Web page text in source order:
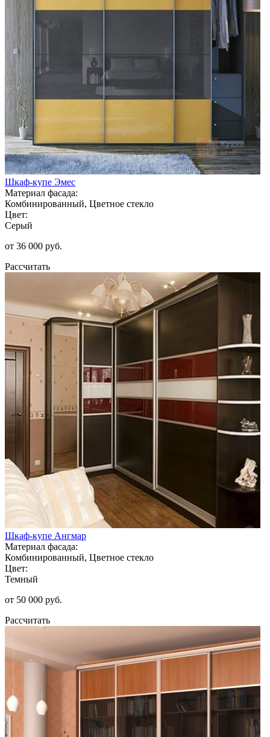
Шкаф-купе Эмес
Материал фасада:
Комбинированный, Цветное стекло
Цвет:
Серый
от 36 000 руб.
Рассчитать
Шкаф-купе Ангмар
Материал фасада:
Комбинированный, Цветное стекло
Цвет:
Темный
от 50 000 руб.
Рассчитать